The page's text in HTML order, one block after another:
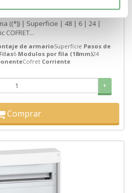
| Superficie | 48 | 6 | 24 |
COFRET...
de armarioSuperficie Pasos de
Filas6 Modulos por fila (18mm)24
Cofret Corriente
+
Comprar